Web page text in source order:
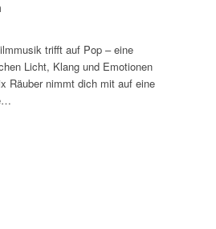
trifft auf Pop – eine
Licht, Klang und Emotionen
Räuber nimmt dich mit auf eine